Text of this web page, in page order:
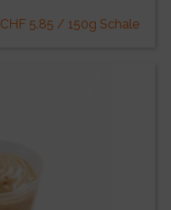
CHF 5.85 / 150g Schale